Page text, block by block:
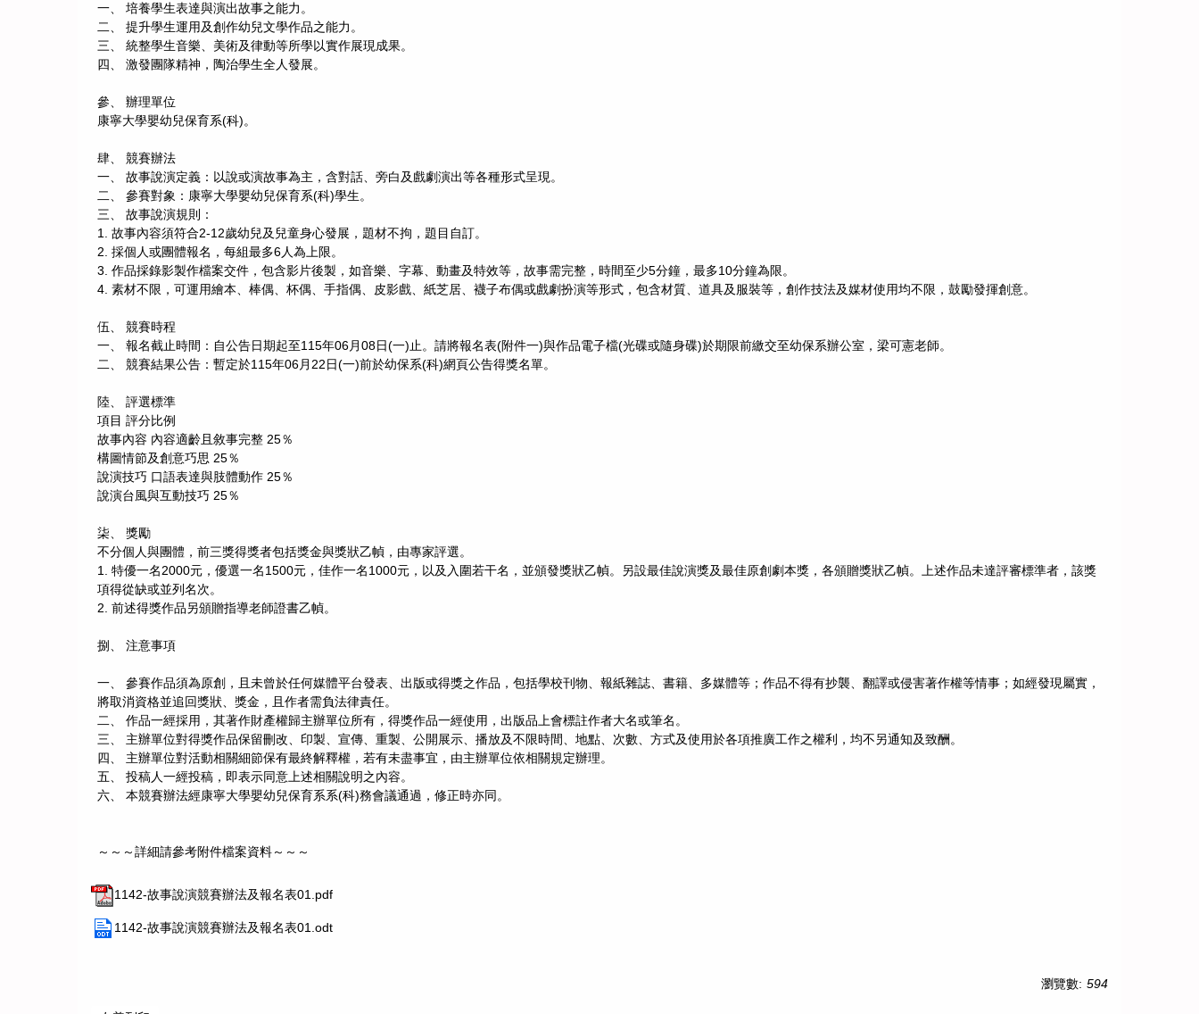
一、 培養學生表達與演出故事之能力。
二、 提升學生運用及創作幼兒文學作品之能力。
三、 統整學生音樂、美術及律動等所學以實作展現成果。
四、 激發團隊精神，陶治學生全人發展。
參、 辦理單位
康寧大學嬰幼兒保育系(科)。
肆、 競賽辦法
一、 故事說演定義：以說或演故事為主，含對話、旁白及戲劇演出等各種形式呈現。
二、 參賽對象：康寧大學嬰幼兒保育系(科)學生。
三、 故事說演規則：
1. 故事內容須符合2-12歲幼兒及兒童身心發展，題材不拘，題目自訂。
2. 採個人或團體報名，每組最多6人為上限。
3. 作品採錄影製作檔案交件，包含影片後製，如音樂、字幕、動畫及特效等，故事需完整，時間至少5分鐘，最多10分鐘為限。
4. 素材不限，可運用繪本、棒偶、杯偶、手指偶、皮影戲、紙芝居、襪子布偶或戲劇扮演等形式，包含材質、道具及服裝等，創作技法及媒材使用均不限，鼓勵發揮創意。
伍、 競賽時程
一、 報名截止時間：自公告日期起至115年06月08日(一)止。請將報名表(附件一)與作品電子檔(光碟或隨身碟)於期限前繳交至幼保系辦公室，梁可憲老師。
二、 競賽結果公告：暫定於115年06月22日(一)前於幼保系(科)網頁公告得獎名單。
陸、 評選標準
項目 評分比例
故事內容 內容適齡且敘事完整 25％
構圖情節及創意巧思 25％
說演技巧 口語表達與肢體動作 25％
說演台風與互動技巧 25％
柒、 獎勵
不分個人與團體，前三獎得獎者包括獎金與獎狀乙幀，由專家評選。
1. 特優一名2000元，優選一名1500元，佳作一名1000元，以及入圍若干名，並頒發獎狀乙幀。另設最佳說演獎及最佳原創劇本獎，各頒贈獎狀乙幀。上述作品未達評審標準者，該獎
項得從缺或並列名次。
2. 前述得獎作品另頒贈指導老師證書乙幀。
捌、 注意事項
一、 參賽作品須為原創，且未曾於任何媒體平台發表、出版或得獎之作品，包括學校刊物、報紙雜誌、書籍、多媒體等；作品不得有抄襲、翻譯或侵害著作權等情事；如經發現屬實，
將取消資格並追回獎狀、獎金，且作者需負法律責任。
二、 作品一經採用，其著作財產權歸主辦單位所有，得獎作品一經使用，出版品上會標註作者大名或筆名。
三、 主辦單位對得獎作品保留刪改、印製、宣傳、重製、公開展示、播放及不限時間、地點、次數、方式及使用於各項推廣工作之權利，均不另通知及致酬。
四、 主辦單位對活動相關細節保有最終解釋權，若有未盡事宜，由主辦單位依相關規定辦理。
五、 投稿人一經投稿，即表示同意上述相關說明之內容。
六、 本競賽辦法經康寧大學嬰幼兒保育系系(科)務會議通過，修正時亦同。
～～～詳細請參考附件檔案資料～～～
1142-故事說演競賽辦法及報名表01.pdf
1142-故事說演競賽辦法及報名表01.odt
瀏覽數: 594